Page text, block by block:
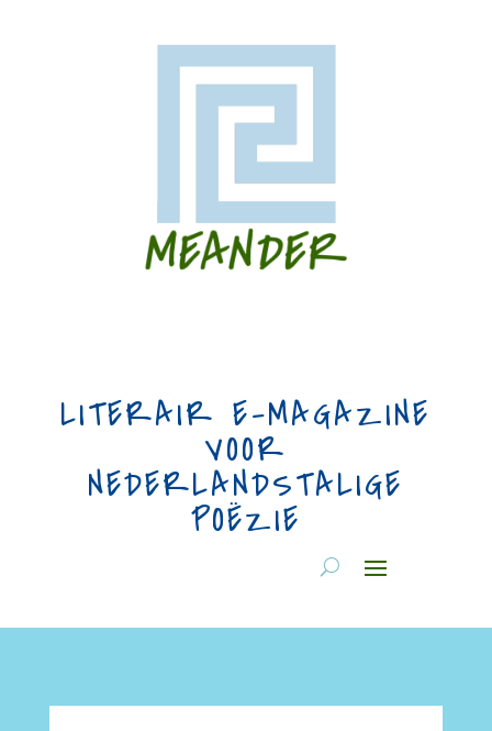
LITERAIR E-MAGAZINE
VOOR
NEDERLANDSTALIGE
POËZIE